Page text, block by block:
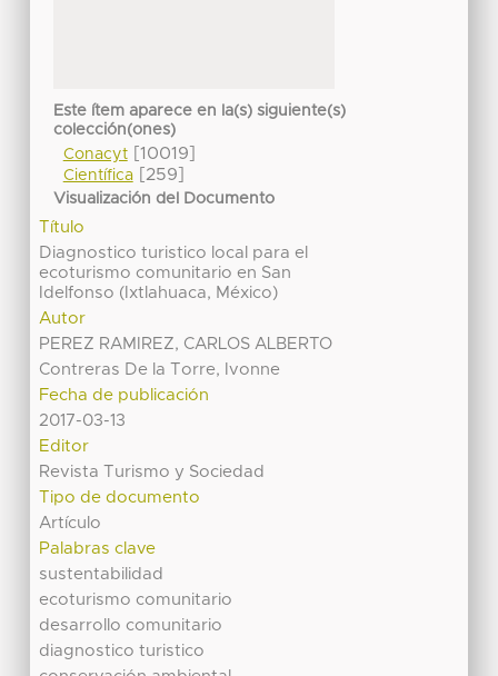
Este ítem aparece en la(s) siguiente(s)
colección(ones)
Conacyt[10019]
Científica[259]
Visualización del Documento
Título
Diagnostico turistico local para el
ecoturismo comunitario en San
Idelfonso (Ixtlahuaca, México)
Autor
PEREZ RAMIREZ, CARLOS ALBERTO
Contreras De la Torre, Ivonne
Fecha de publicación
2017-03-13
Editor
Revista Turismo y Sociedad
Tipo de documento
Artículo
Palabras clave
sustentabilidad
ecoturismo comunitario
desarrollo comunitario
diagnostico turistico